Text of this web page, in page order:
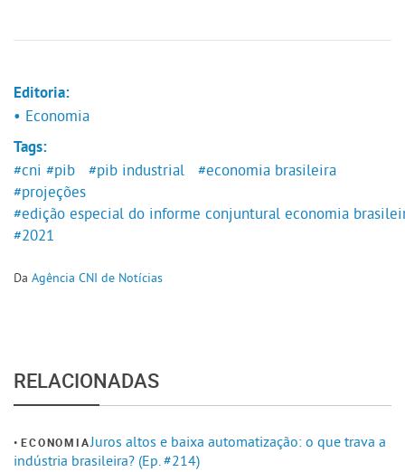
Editoria:
• Economia
Tags:
#cni #pib #pib industrial
#economia brasileira
#projeções
#edição especial do informe conjuntural economia
#2021
Da Agência CNI de Notícias
RELACIONADAS
ECONOMIAJuros altos e baixa automatização: o que trava a
indústria brasileira? (Ep. #214)